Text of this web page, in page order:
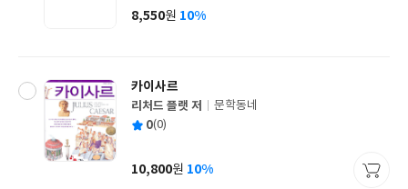
사
가
8,550원 10%
카이사르
글
쓴
리처드 플랫 저
출
사
문학동네
평 0(0)
가
10,800원 10%